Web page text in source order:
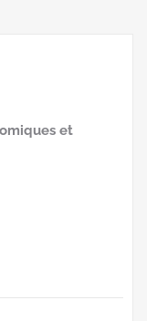
et